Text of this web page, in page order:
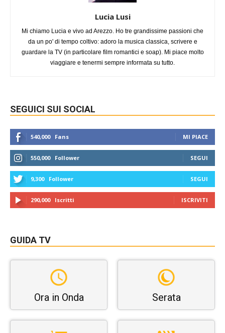
Lucia Lusi
Mi chiamo Lucia e vivo ad Arezzo. Ho tre grandissime passioni che
da un po' di tempo coltivo: adoro la musica classica, scrivere e
guardare la TV (in particolare film romantici e soap). Mi piace molto
viaggiare e tenermi sempre informata su tutto.
SEGUICI SUI SOCIAL
540,000 Fans MI PIACE
550,000 Follower SEGUI
9,300 Follower SEGUI
290,000 Iscritti ISCRIVITI
GUIDA TV
Ora in Onda Serata